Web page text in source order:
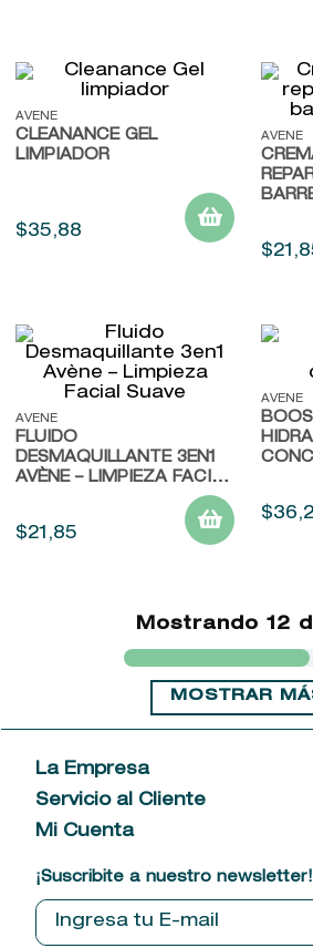
AVENE
CLEANANCE GEL
LIMPIADOR
$35,88
AVENE
$21 ,
AVENE
FLUIDO
DESMAQUILLANTE 3EN1
AVÈNE – LIMPIEZA FACIAL
$21 ,85
AVENE
$36,
Mostrando 12
MOSTRAR
La Empresa
Acerca de las Fragancias
Ventas al por mayor
Política de entrega
Tiendas
Servicio al Cliente
Contáctanos
Comprobantes electrónicos
Mi Cuenta
¡Suscribite a nuestro newsletter!